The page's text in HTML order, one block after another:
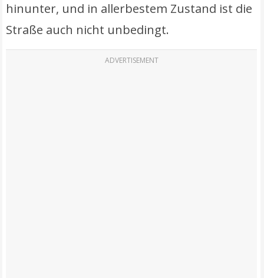
hinunter, und in allerbestem Zustand ist die
Straße auch nicht unbedingt.
ADVERTISEMENT